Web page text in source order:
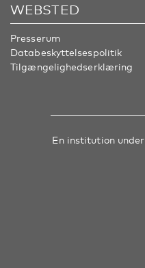
WEBSTED
Presserum
Databeskyttelsespolitik
Tilgængelighedserklæring
En institution under